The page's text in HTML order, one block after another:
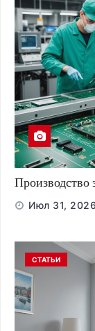
Производство
Июл 31, 2026
СТАТЬИ